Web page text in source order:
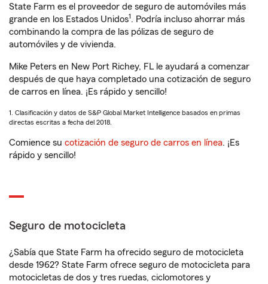
State Farm es el proveedor de seguro de automóviles más
grande en los Estados Unidos1 . Podría incluso ahorrar más
combinando la compra de las pólizas de seguro de
automóviles y de vivienda.
Mike Peters en New Port Richey, FL le ayudará a comenzar
después de que haya completado una cotización de seguro
de carros en línea. ¡Es rápido y sencillo!
1. Clasificación y datos de S&P Global Market Intelligence basados en primas
directas escritas a fecha del 2018.
Comience su cotización de seguro de carros en línea. ¡Es
rápido y sencillo!
Seguro de motocicleta
¿Sabía que State Farm ha ofrecido seguro de motocicleta
desde 1962? State Farm ofrece seguro de motocicleta para
motocicletas de dos y tres ruedas, ciclomotores y